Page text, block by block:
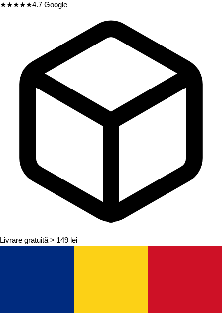
★★★★★4.7 Google
Livrare gratuită > 149 lei